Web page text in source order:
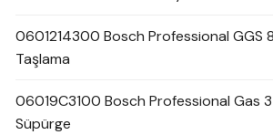
0601214300 Bosch Professional GGS 8
Taşlama
06019C3100 Bosch Professional Gas
Süpürge